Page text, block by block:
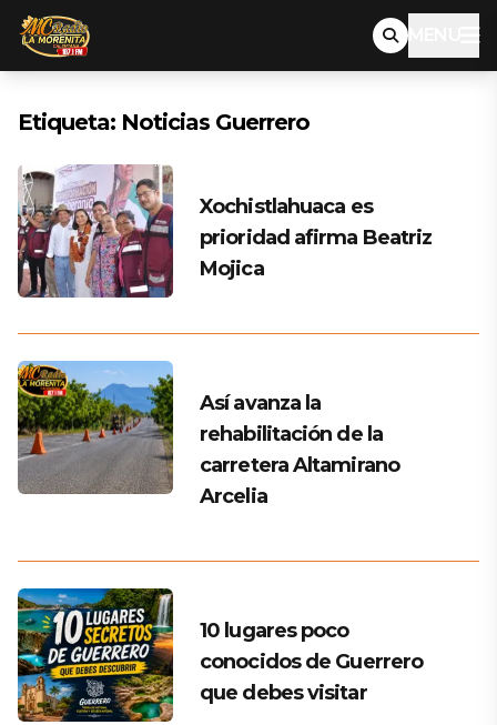
MENU
Etiqueta: Noticias Guerrero
Xochistlahuaca es
prioridad afirma Beatriz
Mojica
Así avanza la
rehabilitación de la
carretera Altamirano
Arcelia
10 lugares poco
conocidos de Guerrero
que debes visitar